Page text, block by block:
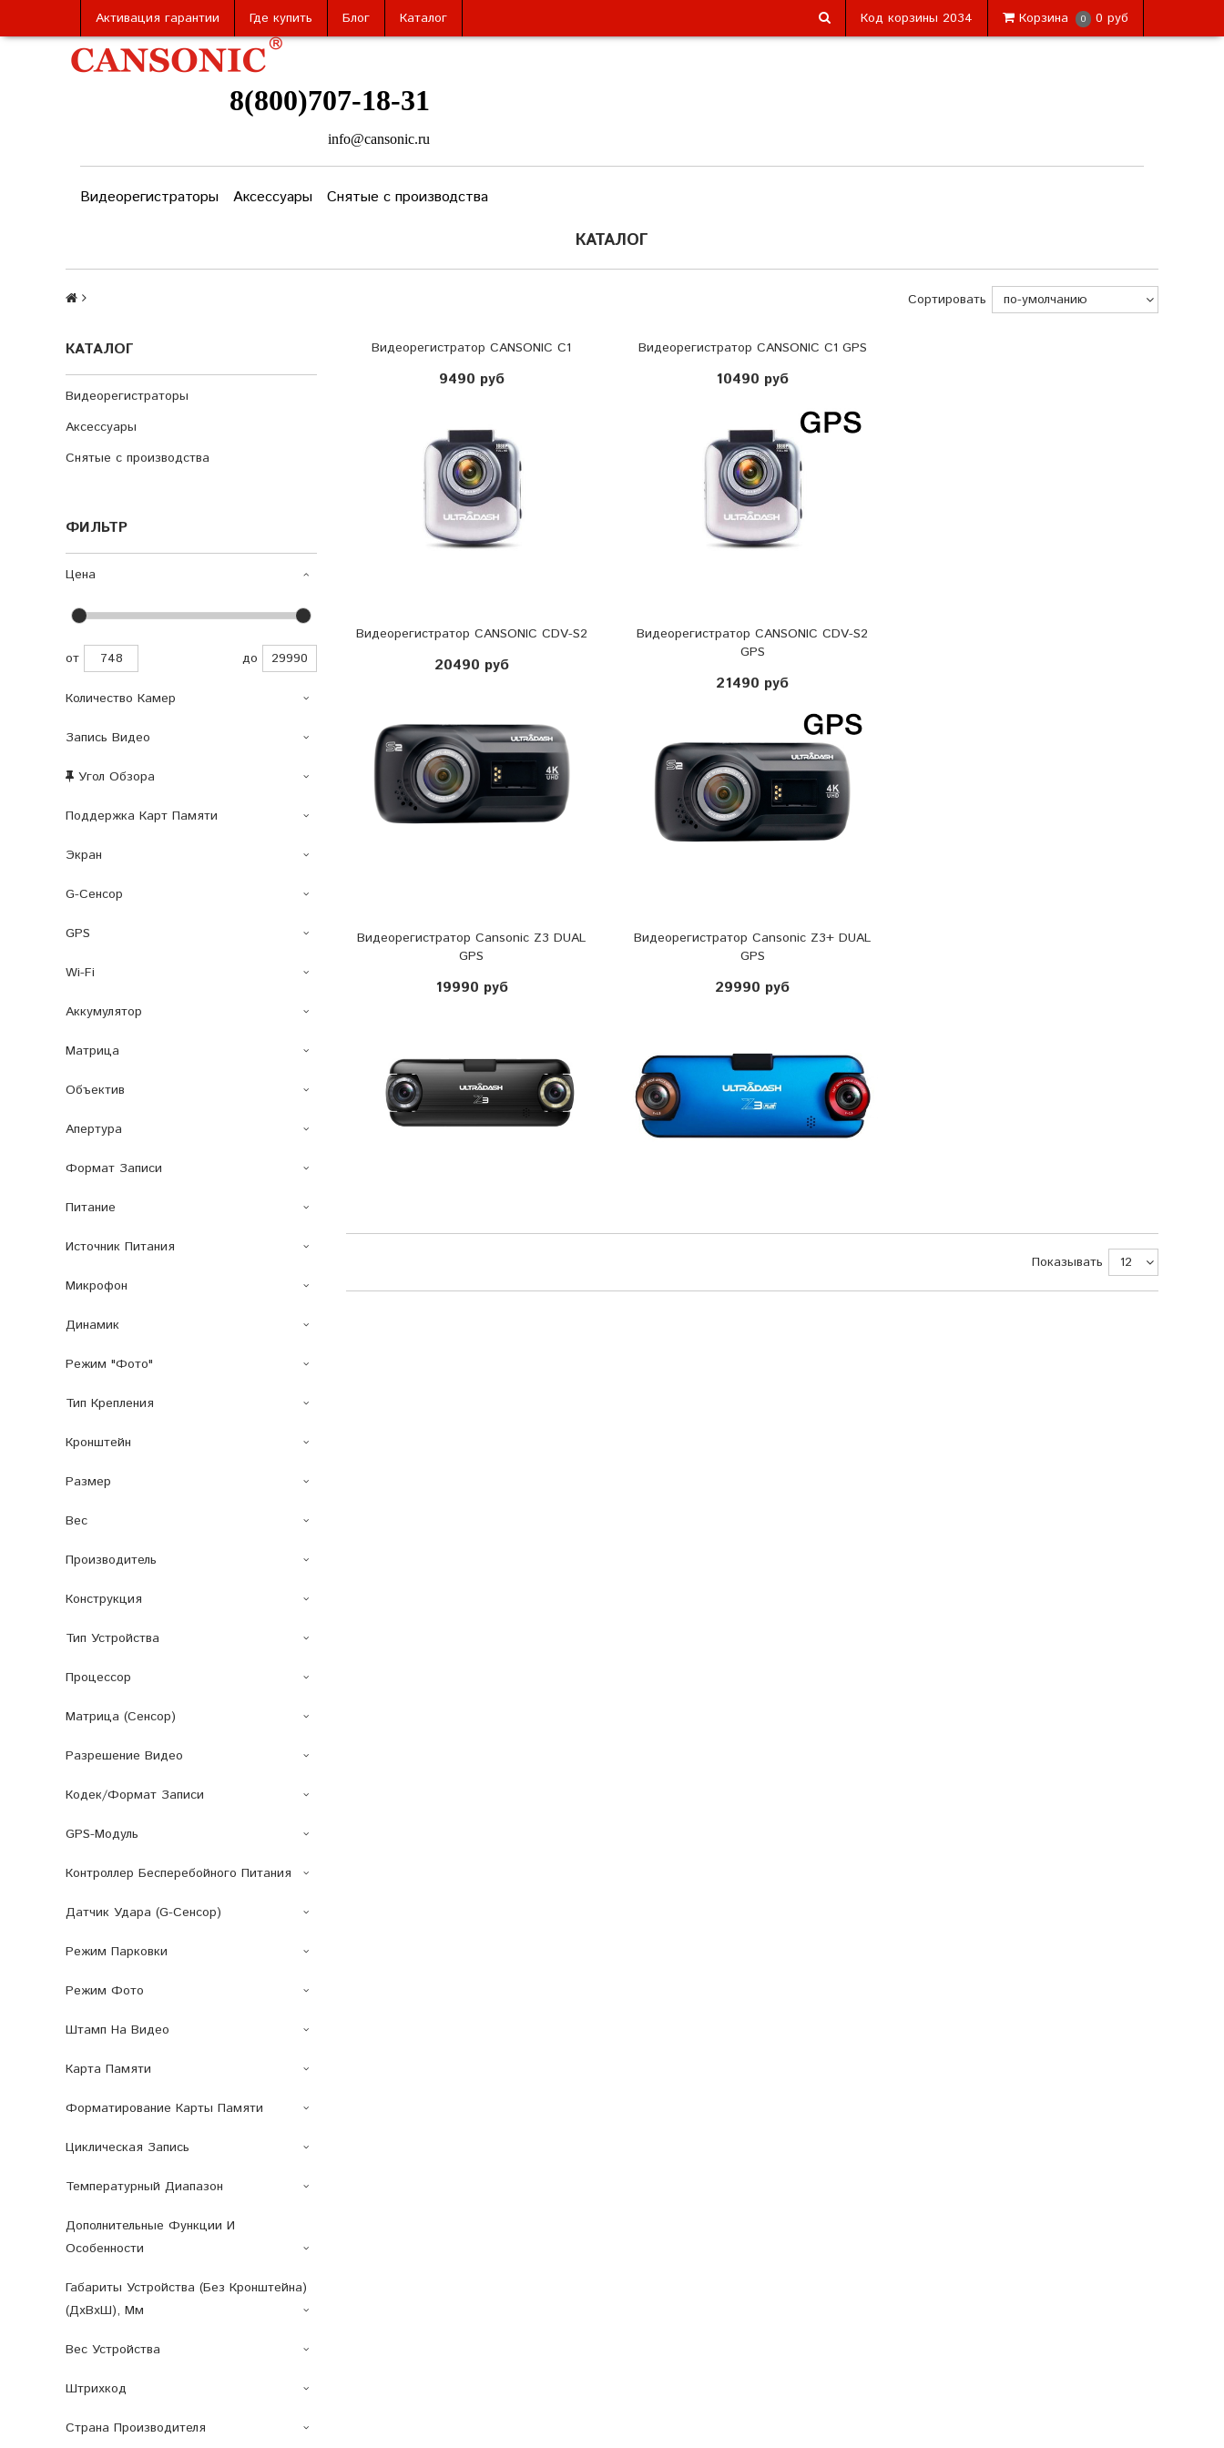
Активация гарантии Где купить Блог Каталог Корзина 0 0 руб
Код корзины 2034
8(800)707-18-31
info@cansonic.ru
Видеорегистраторы Аксессуары Снятые с производства
КАТАЛОГ
Сортировать
КАТАЛОГ
Видеорегистраторы
Аксессуары
Снятые с производства
ФИЛЬТР
Цена
от до
Количество Камер
Запись Видео
Угол Обзора
Поддержка Карт Памяти
Экран
G-Сенсор
GPS
Wi-Fi
Аккумулятор
Матрица
Объектив
Апертура
Формат Записи
Питание
Источник Питания
Микрофон
Динамик
Режим "Фото"
Тип Крепления
Кронштейн
Размер
Вес
Производитель
Конструкция
Тип Устройства
Процессор
Матрица (сенсор)
Разрешение Видео
Кодек/Формат Записи
GPS-Модуль
Контроллер Бесперебойного Питания
Датчик Удара (G-Сенсор)
Режим Парковки
Режим Фото
Штамп На Видео
Карта Памяти
Форматирование Карты Памяти
Циклическая Запись
Температурный Диапазон
Дополнительные Функции И
Особенности
Габариты Устройства (без Кронштейна)
(ДxВxШ), Мм
Вес Устройства
Штрихкод
Страна Производителя
Видеорегистратор CANSONIC C1
9490 руб
Видеорегистратор CANSONIC C1 GPS
10490 руб
Видеорегистратор CANSONIC CDV-S2
20490 руб
Видеорегистратор CANSONIC CDV-S2
GPS
21490 руб
Видеорегистратор Cansonic Z3 DUAL
GPS
19990 руб
Видеорегистратор Cansonic Z3+ DUAL
GPS
29990 руб
Показывать